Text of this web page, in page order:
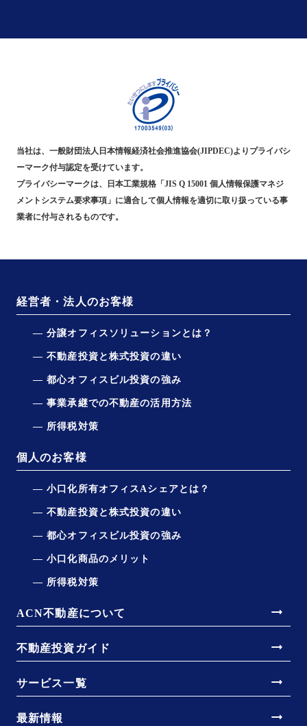
当社は、一般財団法人日本情報経済社会推進協会(JIPDEC)よりプライバシ
ーマーク付与認定を受けています。
プライバシーマークは、日本工業規格「JIS Q 15001 個人情報保護マネジ
メントシステム要求事項」に適合して個人情報を適切に取り扱っている事
業者に付与されるものです。
経営者・法人のお客様
分譲オフィスソリューションとは？
不動産投資と株式投資の違い
都心オフィスビル投資の強み
事業承継での不動産の活用方法
所得税対策
個人のお客様
小口化所有オフィスAシェアとは？
不動産投資と株式投資の違い
都心オフィスビル投資の強み
小口化商品のメリット
所得税対策
ACN不動産について arrow_right_alt
不動産投資ガイド arrow_right_alt
サービス一覧 arrow_right_alt
最新情報 arrow_right_alt